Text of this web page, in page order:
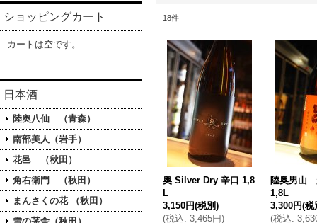
ショッピングカート
カートは空です。
日本酒
陸奥八仙 （青森）
南部美人（岩手）
花邑 （秋田）
角右衛門 （秋田）
まんさくの花 （秋田）
18件
奥 Silver Dry 辛口 1,8
L
3,150円(税別)
(税込: 3,465円)
陸奥男山
1,8L
3,300円(税
(税込: